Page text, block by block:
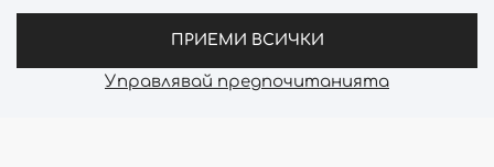
ПРИЕМИ ВСИЧКИ
Управлявай предпочитанията